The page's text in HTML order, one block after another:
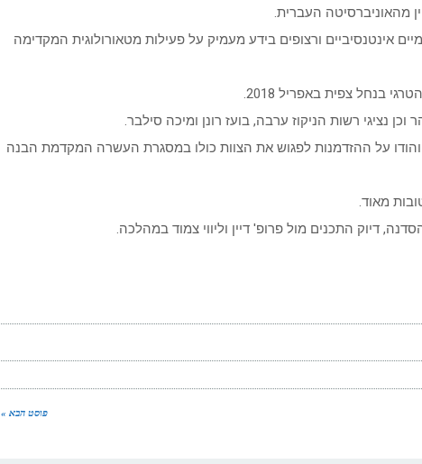
מהאוניברסיטה העברית.
אינטנסיביים ורצופים בידע מעמיק על פעילות מטאורולוגית המקדימה
בנחל צפית באפריל 2018.
נציגי רשות הניקוז ערבה, בועז רונן ומיכה סילבר.
על ההזדמנות לפגוש את הצוות כולו במסגרת העשרה המקדמת הבנה
מאוד.
דיוק התכנים מול פרופ' דיין וליווי צמוד במהלכה.
פוסט הבא »